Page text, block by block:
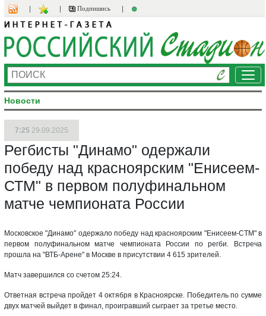
Подпишись
Новости
7:25 29.09.2025
Регбисты "Динамо" одержали
победу над красноярским "Енисеем-
СТМ" в первом полуфинальном
матче чемпионата России
Московское "Динамо" одержало победу над красноярским "Енисеем-СТМ" в
первом полуфинальном матче чемпионата России по регби. Встреча
прошла на "ВТБ-Арене" в Москве в присутствии 4 615 зрителей.
Матч завершился со счетом 25:24.
Ответная встреча пройдет 4 октября в Красноярске. Победитель по сумме
двух матчей выйдет в финал, проигравший сыграет за третье место.